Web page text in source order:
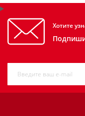
Хотите